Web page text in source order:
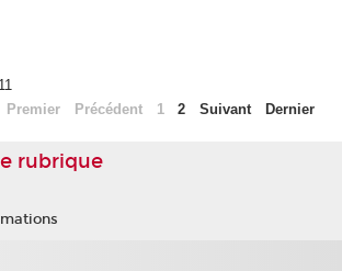
Premier
Précédent 1 2 Suivant Dernier
rubrique